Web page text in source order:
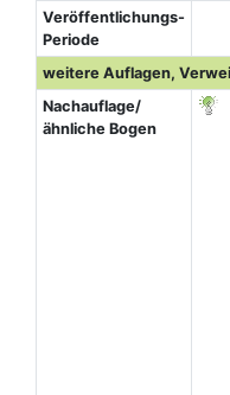
Veröffentlichungs-
Periode
weitere Auflagen,
Nachauflage/
ähnliche Bogen